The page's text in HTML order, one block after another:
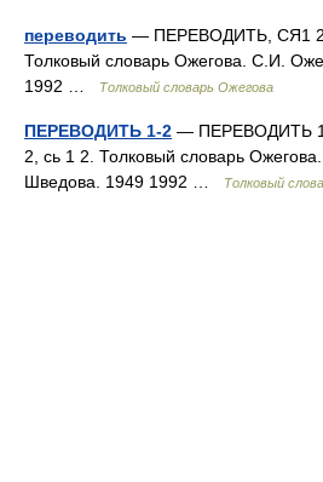
переводить — ПЕРЕВОДИТЬ, СЯ1 2
Толковый словарь Ожегова. С.И.
1992 …
Толковый словарь Ожегова
ПЕРЕВОДИТЬ 1-2 — ПЕРЕВОДИТЬ 1
2, сь 1 2. Толковый словарь
Шведова. 1949 1992 …
Толковый